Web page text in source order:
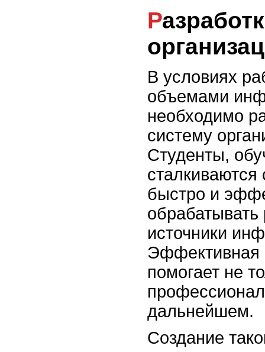
Разработка системы
В условиях
объемами
необходимо
систему
Студенты,
быстро и
источники
Эффективная
помогает не
дальнейшем.
Создание